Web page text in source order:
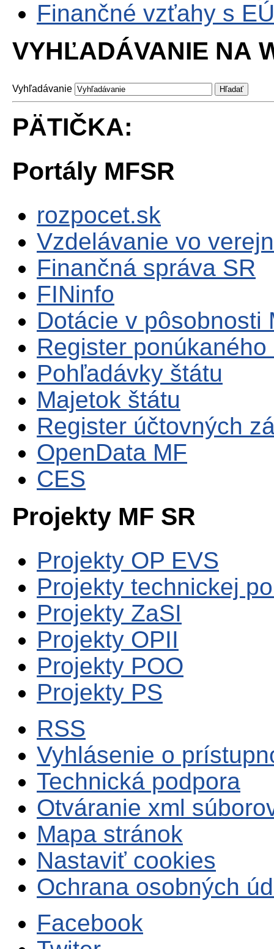
Finančné vzťahy s EÚ
VYHĽADÁVANIE NA
Vyhľadávanie
PÄTIČKA:
Portály MFSR
rozpocet.sk
Vzdelávanie vo
Finančná správa SR
FINinfo
Dotácie v pôsobnosti
Register
Pohľadávky štátu
Majetok štátu
Register účtovných
OpenData MF
CES
Projekty MF SR
Projekty OP EVS
Projekty technickej
Projekty ZaSI
Projekty OPII
Projekty POO
Projekty PS
RSS
Vyhlásenie o
Technická podpora
Otváranie xml
Mapa stránok
Nastaviť cookies
Ochrana osobných
Facebook